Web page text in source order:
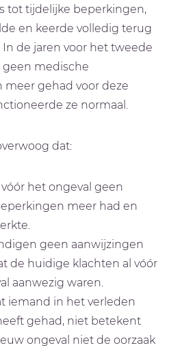
tot tijdelijke beperkingen,
en keerde volledig terug
In de jaren voor het tweede
geen medische
gehad voor deze
ze normaal.
dat:
het ongeval geen
meer had en
geen aanwijzingen
de huidige klachten al vóór
aanwezig waren.
iemand in het verleden
gehad, niet betekent
ongeval niet de oorzaak